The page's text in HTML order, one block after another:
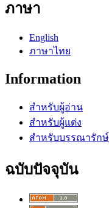
ภาษา
English
ภาษาไทย
Information
สำหรับผู้อ่าน
สำหรับผู้แต่ง
สำหรับบรรณารักษ์
ฉบับปัจจุบัน